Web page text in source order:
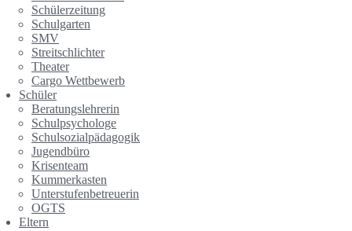
Schülerzeitung
Schulgarten
SMV
Streitschlichter
Theater
Cargo Wettbewerb
Schüler
Beratungslehrerin
Schulpsychologe
Schulsozialpädagogik
Jugendbüro
Krisenteam
Kummerkasten
Unterstufenbetreuerin
OGTS
Eltern